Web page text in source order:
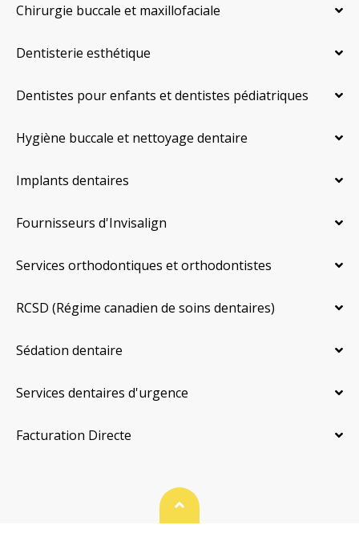
Chirurgie buccale et maxillofaciale
Dentisterie esthétique
Dentistes pour enfants et dentistes pédiatriques
Hygiène buccale et nettoyage dentaire
Implants dentaires
Fournisseurs d'Invisalign
Services orthodontiques et orthodontistes
RCSD (Régime canadien de soins dentaires)
Sédation dentaire
Services dentaires d'urgence
Facturation Directe
Haut de page